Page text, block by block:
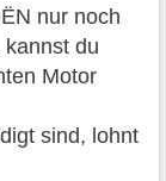
nur noch
du
Motor
sind, lohnt